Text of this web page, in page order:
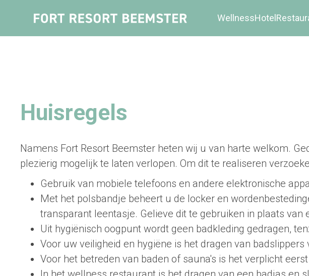
WellnessHotel
Huisregels
Namens Fort Resort Beemster heten wij u van harte welkom.
plezierig mogelijk te laten verlopen. Om dit te realiseren
Gebruik van mobiele telefoons en andere elektronische
Met het polsbandje beheert u de locker en
transparant leentasje. Gelieve dit te gebruiken in plaats van
Uit hygiënisch oogpunt wordt geen badkleding gedragen,
Voor uw veiligheid en hygiëne is het dragen van badslippers
Voor het betreden van baden of sauna's is het verplicht